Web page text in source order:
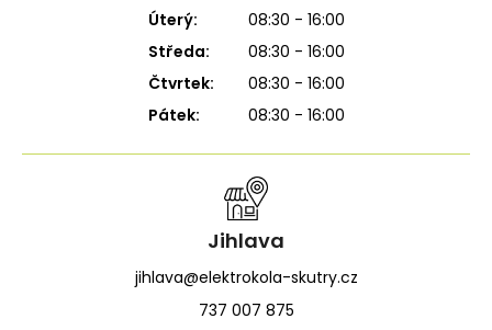
Úterý:
08:30 - 16:00
Středa:
08:30 - 16:00
Čtvrtek:
08:30 - 16:00
Pátek:
08:30 - 16:00
Jihlava
jihlava@elektrokola-skutry.cz
737 007 875